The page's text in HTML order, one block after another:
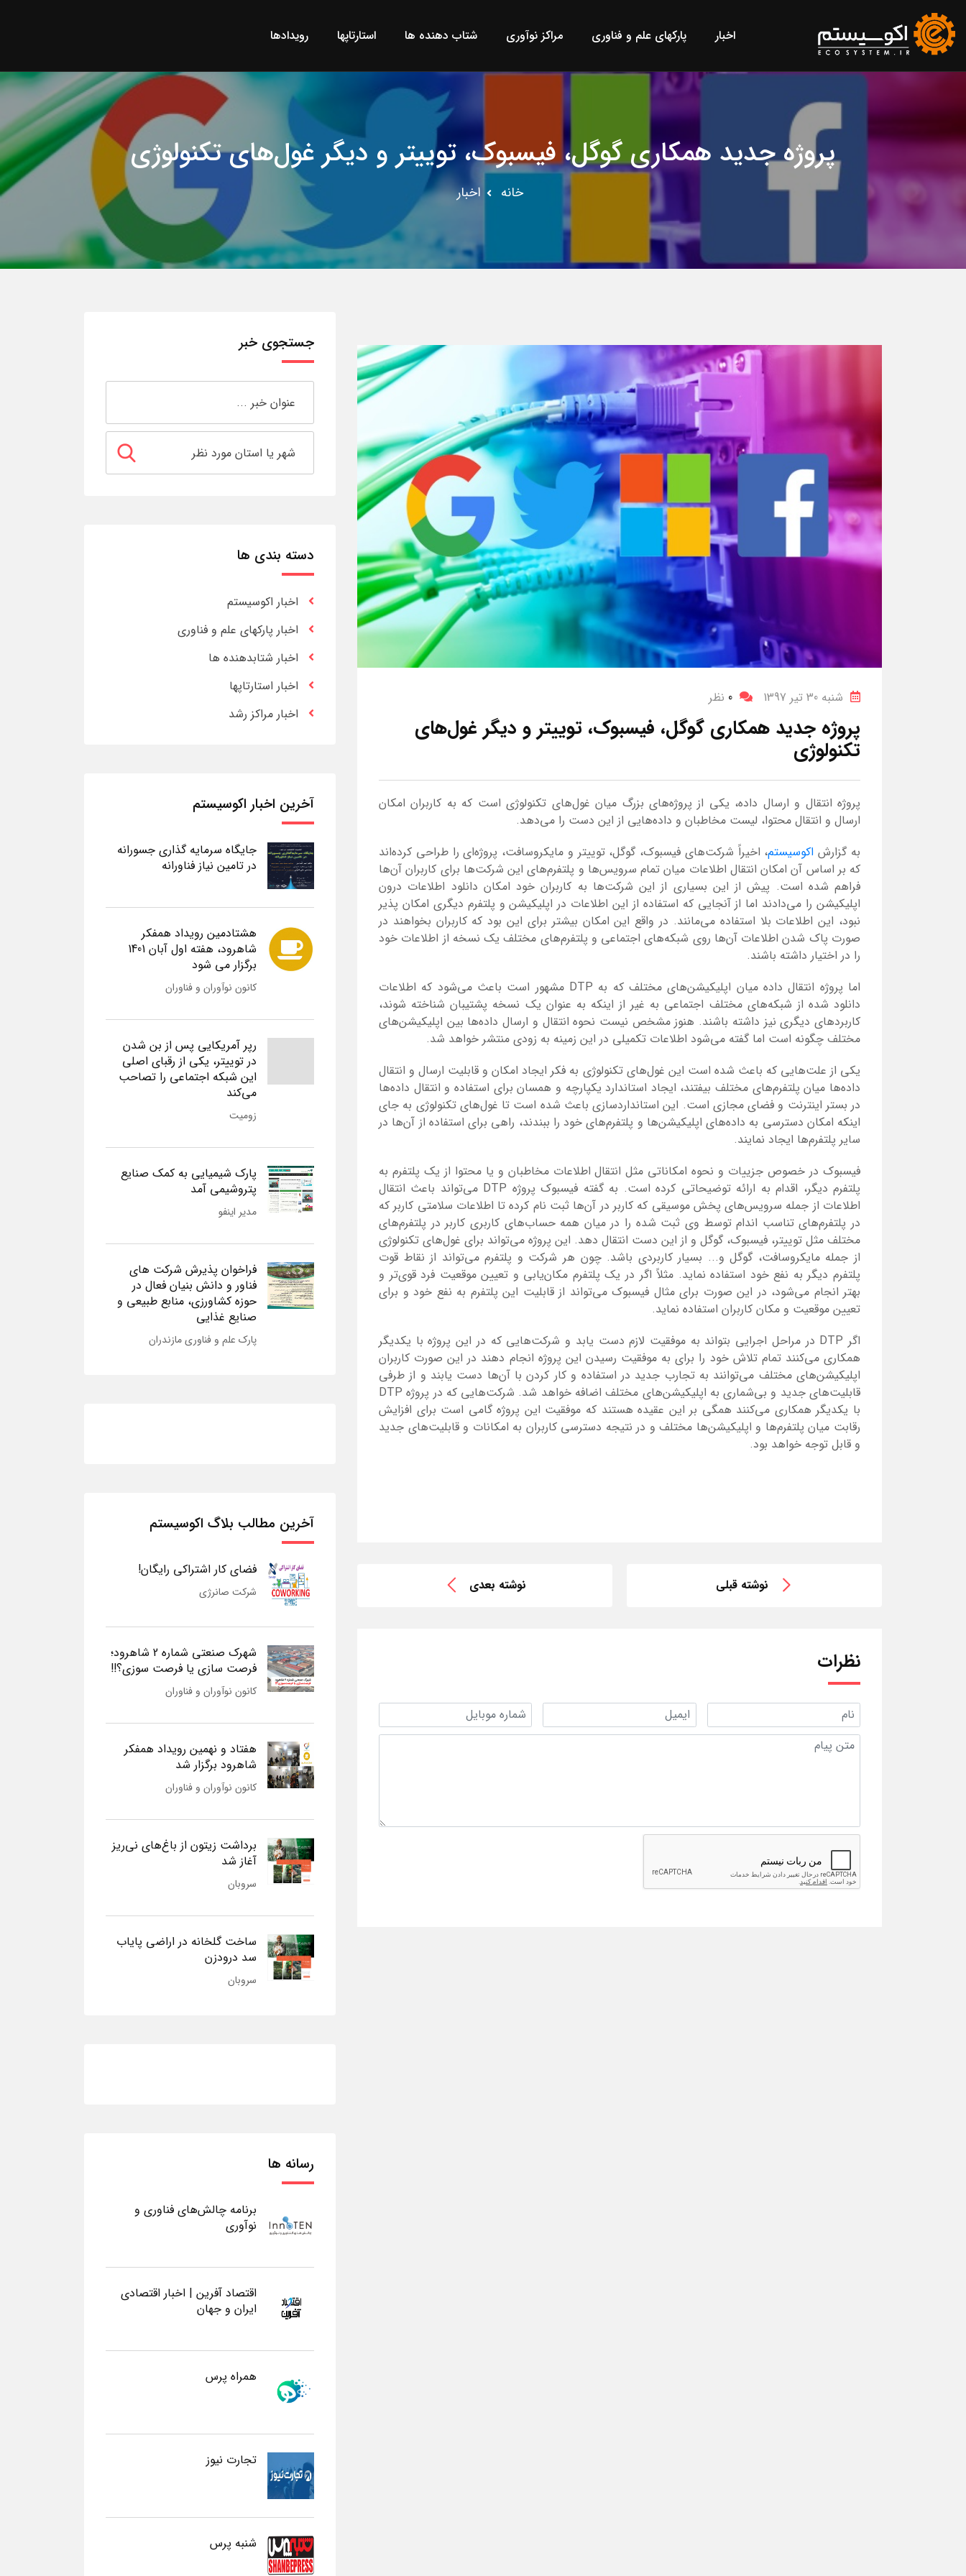
اخبار پارکهای علم و فناوری مراکز نوآوری شتاب دهنده ها استارتاپها رویدادها
پروژه جدید همکاری گوگل، فیسبوک، توییتر و دیگر غول‌های تکنولوژی
خانه اخبار
شنبه 30 تیر 1397 0 نظر
پروژه جدید همکاری گوگل، فیسبوک، توییتر و دیگر غول‌های
تکنولوژی
پروژه انتقال و ارسال داده، یکی از پروژه‌های بزرگ میان غول‌های تکنولوژی است که به کاربران امکان
ارسال و انتقال محتوا، لیست مخاطبان و داده‌هایی از این دست را می‌دهد.
به گزارش اکوسیستم، اخیراً شرکت‌های فیسبوک، گوگل، توییتر و مایکروسافت، پروژه‌ای را طراحی کرده‌اند
که بر اساس آن امکان انتقال اطلاعات میان تمام سرویس‌ها و پلتفرم‌های این شرکت‌ها برای کاربران آن‌ها
فراهم شده است. پیش از این بسیاری از این شرکت‌ها به کاربران خود امکان دانلود اطلاعات درون
اپلیکیشن را می‌دادند اما از آنجایی که استفاده از این اطلاعات در اپلیکیشن و پلتفرم دیگری امکان پذیر
نبود، این اطلاعات بلا استفاده می‌مانند. در واقع این امکان بیشتر برای این بود که کاربران بخواهند در
صورت پاک شدن اطلاعات آن‌‌ها روی شبکه‌های اجتماعی و پلتفرم‌های مختلف یک نسخه از اطلاعات خود
را در اختیار داشته باشند.
اما پروژه انتقال داده میان اپلیکیشن‌های مختلف که به DTP مشهور است باعث می‌شود که اطلاعات
دانلود شده از شبکه‌های مختلف اجتماعی به غیر از اینکه به عنوان یک نسخه پشتیبان شناخته شوند،
کاربردهای دیگری نیز داشته باشند. هنوز مشخص نیست نحوه انتقال و ارسال داده‌ها بین اپلیکیشن‌های
مختلف چگونه است اما گفته می‌شود اطلاعات تکمیلی در این زمینه به زودی منتشر خواهد شد.
یکی از علت‌هایی که باعث شده است این غول‌های تکنولوژی به فکر ایجاد امکان و قابلیت ارسال و انتقال
داده‌ها میان پلتفرم‌های مختلف بیفتند، ایجاد استاندارد یکپارچه و همسان برای استفاده و انتقال داده‌ها
در بستر اینترنت و فضای مجازی است. این استانداردسازی باعث شده است تا غول‌های تکنولوژی به جای
اینکه امکان دسترسی به داده‌های اپلیکیشن‌ها و پلتفرم‌های خود را ببندند، راهی برای استفاده از آن‌ها در
سایر پلتفرم‌ها ایجاد نمایند.
فیسبوک در خصوص جزییات و نحوه امکاناتی مثل انتقال اطلاعات مخاطبان و یا محتوا از یک پلتفرم به
پلتفرم دیگر، اقدام به ارائه توضیحاتی کرده است. به گفته فیسبوک پروژه DTP می‌تواند باعث انتقال
اطلاعات از جمله سرویس‌های پخش موسیقی که کاربر در آن‌ها ثبت نام کرده تا اطلاعات سلامتی کاربر که
در پلتفرم‌های تناسب اندام توسط وی ثبت شده را در میان همه حساب‌های کاربری کاربر در پلتفرم‌های
مختلف مثل توییتر، فیسبوک، گوگل و از این دست انتقال دهد. این پروژه می‌تواند برای غول‌های تکنولوژی
از جمله مایکروسافت، گوگل و... بسیار کاربردی باشد. چون هر شرکت و پلتفرم می‌تواند از نقاط قوت
پلتفرم دیگر به نفع خود استفاده نماید. مثلاً اگر در یک پلتفرم مکان‌یابی و تعیین موقعیت فرد قوی‌تر و
بهتر انجام می‌شود، در این صورت برای مثال فیسبوک می‌تواند از قابلیت این پلتفرم به نفع خود و برای
تعیین موقعیت و مکان کاربران استفاده نماید.
اگر DTP در مراحل اجرایی بتواند به موفقیت لازم دست یابد و شرکت‌هایی که در این پروژه با یکدیگر
همکاری می‌کنند تمام تلاش خود را برای به موفقیت رسیدن این پروژه انجام دهند در این صورت کاربران
اپلیکیشن‌های مختلف می‌توانند به تجارب جدید در استفاده و کار کردن با آن‌ها دست یابند و از طرفی
قابلیت‌های جدید و بی‌شماری به اپلیکیشن‌های مختلف اضافه خواهد شد. شرکت‌هایی که در پروژه DTP
با یکدیگر همکاری می‌کنند همگی بر این عقیده هستند که موفقیت این پروژه گامی است برای افزایش
رقابت میان پلتفرم‌ها و اپلیکیشن‌ها مختلف و در نتیجه دسترسی کاربران به امکانات و قابلیت‌های جدید
و قابل توجه خواهد بود.
نوشته قبلی نوشته بعدی
نظرات
جستجوی خبر
دسته بندی ها
اخبار اکوسیستم
اخبار پارکهای علم و فناوری
اخبار شتابدهنده ها
اخبار استارتاپها
اخبار مراکز رشد
آخرین اخبار اکوسیستم
جایگاه سرمایه گذاری جسورانه
در تامین نیاز فناورانه
هشتادمین رویداد همفکر
شاهرود، هفته اول آبان 1401
برگزار می شود
کانون نوآوران و فناوران
رپر آمریکایی پس از بن شدن
در توییتر، یکی از رقبای اصلی
این شبکه اجتماعی را تصاحب
می‌کند
زومیت
پارک شیمیایی به کمک صنایع
پتروشیمی آمد
مدیر اینفو
فراخوان پذیرش شرکت های
فناور و دانش بنیان فعال در
حوزه کشاورزی، منابع طبیعی و
صنایع غذایی
پارک علم و فناوری مازندران
آخرین مطالب بلاگ اکوسیستم
فضای کار اشتراکی رایگان!
شرکت صانرژی
شهرک صنعتی شماره 2 شاهرود؛
فرصت سازی یا فرصت سوزی؟!!
کانون نوآوران و فناوران
هفتاد و نهمین رویداد همفکر
شاهرود برگزار شد
کانون نوآوران و فناوران
برداشت زیتون از باغ‌های نی‌ریز
آغاز شد
سروبان
ساخت گلخانه در اراضی پایاب
سد درودزن
سروبان
رسانه ها
برنامه چالش‌های فناوری و
نوآوری
اقتصاد آفرین | اخبار اقتصادی
ایران و جهان
همراه پرس
تجارت نیوز
شنبه پرس